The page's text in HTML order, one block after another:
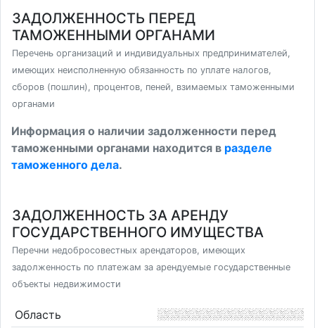
ЗАДОЛЖЕННОСТЬ ПЕРЕД
ТАМОЖЕННЫМИ ОРГАНАМИ
Перечень организаций и индивидуальных предпринимателей,
имеющих неисполненную обязанность по уплате налогов,
сборов (пошлин), процентов, пеней, взимаемых таможенными
органами
Информация о наличии задолженности перед
таможенными органами находится в разделе
таможенного дела.
ЗАДОЛЖЕННОСТЬ ЗА АРЕНДУ
ГОСУДАРСТВЕННОГО ИМУЩЕСТВА
Перечни недобросовестных арендаторов, имеющих
задолженность по платежам за арендуемые государственные
объекты недвижимости
Область